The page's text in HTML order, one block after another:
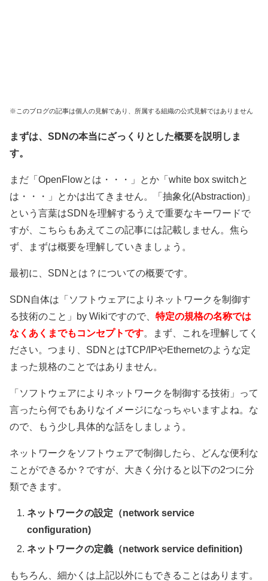
※このブログの記事は個人の見解であり、所属する組織の公式見解ではありません
まずは、SDNの本当にざっくりとした概要を説明しま
す。
まだ「OpenFlowとは・・・」とか「white box switchと
は・・・」とかは出てきません。「抽象化(Abstraction)」
という言葉はSDNを理解するうえで重要なキーワードで
すが、こちらもあえてこの記事には記載しません。焦ら
ず、まずは概要を理解していきましょう。
最初に、SDNとは？についての概要です。
SDN自体は「ソフトウェアによりネットワークを制御す
る技術のこと」by Wikiですので、 特定の規格の名称では
なくあくまでもコンセプトです。まず、これを理解してく
ださい。つまり、SDNとはTCP/IPやEthernetのような定
まった規格のことではありません。
「ソフトウェアによりネットワークを制御する技術」って
言ったら何でもありなイメージになっちゃいますよね。な
ので、もう少し具体的な話をしましょう。
ネットワークをソフトウェアで制御したら、どんな便利な
ことができるか？ですが、大きく分けると以下の2つに分
類できます。
ネットワークの設定（network service
configuration)
ネットワークの定義（network service definition)
もちろん、細かくは上記以外にもできることはあります。